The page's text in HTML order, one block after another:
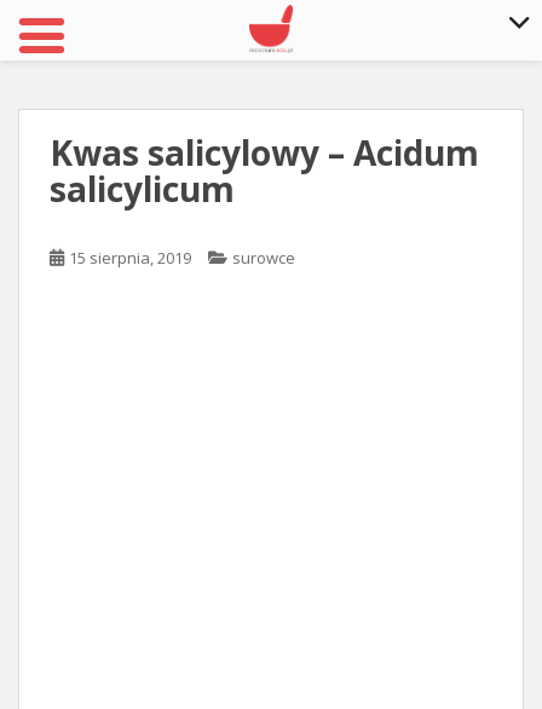
Kwas salicylowy – Acidum
salicylicum
15 sierpnia, 2019 surowce